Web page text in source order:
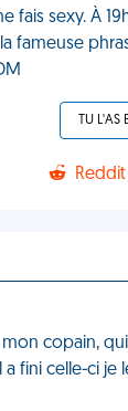
sexy. À
fameuse
TU L'AS
Reddit
copain,
celle-ci je